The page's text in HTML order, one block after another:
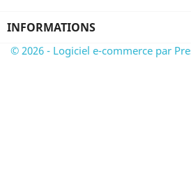
INFORMATIONS
© 2026 - Logiciel e-commerce par